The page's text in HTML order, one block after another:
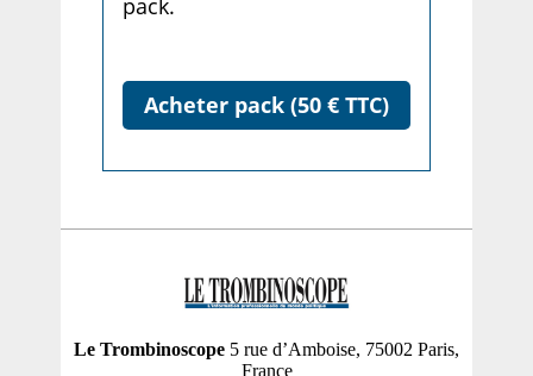
pack.
Acheter pack (50 € TTC)
Le Trombinoscope 5 rue d’Amboise, 75002 Paris,
France